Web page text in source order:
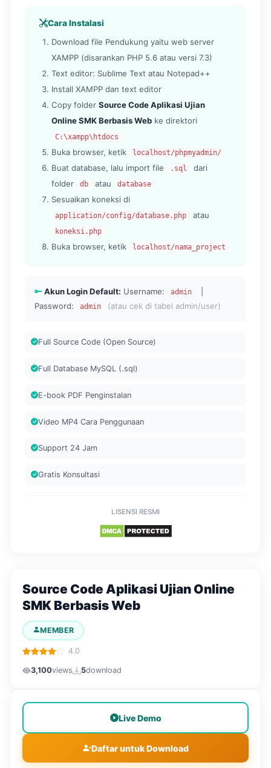
Cara Instalasi
Download file Pendukung yaitu web server
XAMPP (disarankan PHP 5.6 atau versi 7.3)
Text editor: Sublime Text atau Notepad++
Install XAMPP dan text editor
Copy folder Source Code Aplikasi Ujian
Online SMK Berbasis Web ke direktori
C:\xampp\htdocs
Buka browser, ketik localhost/phpmyadmin/
Buat database, lalu import file .sql
dari
folder
db atau database
Sesuaikan koneksi di
application/config/database.php atau
koneksi.php
Buka browser, ketik localhost/nama_project
Akun Login Default: Username: admin
Password:
admin (atau cek di tabel admin/user)
Full Source Code (Open Source)
Full Database MySQL (.sql)
E-book PDF Penginstalan
Video MP4 Cara Penggunaan
Support 24 Jam
Gratis Konsultasi
LISENSI RESMI
Source Code Aplikasi Ujian Online
SMK Berbasis Web
MEMBER
4.0
3,100views 5download
Live Demo
Daftar untuk Download